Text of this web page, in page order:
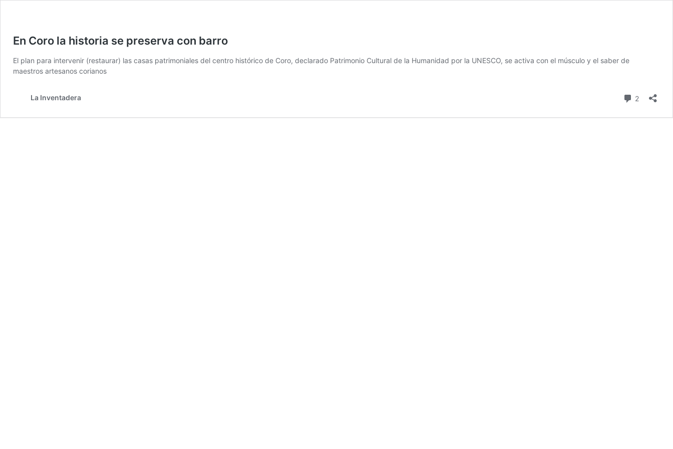
En Coro la historia se preserva con barro
El plan para intervenir (restaurar) las casas patrimoniales del centro histórico de Coro, declarado Patrimonio Cultural de la Humanidad por la UNESCO, se activa con el músculo y el saber de
maestros artesanos corianos
La Inventadera 2